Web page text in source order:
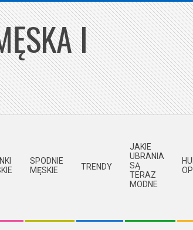
I
SPODNIE
MĘSKIE
TRENDY
JAKIE
UBRANIA
SĄ
TERAZ
MODNE